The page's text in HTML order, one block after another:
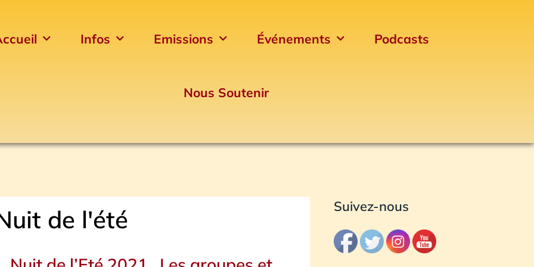
Infos Emissions Événements Podcasts
Nous Soutenir
de l'été Suivez-nous
Archives